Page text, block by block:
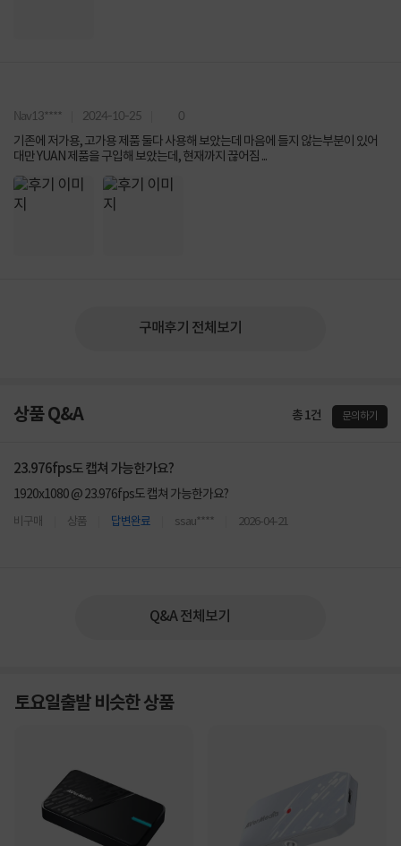
Nav13**** 2024-10-25 0
기존에 저가용, 고가용 제품 둘다 사용해 보았는데 마음에 들지 않는부분이 있어
대만 YUAN 제품을 구입해 보았는데, 현재까지 끊어짐 ...
구매후기 전체보기
상품 Q&A 총 1건 문의하기
23.976fps도 캡쳐 가능한가요?
1920x1080 @ 23.976fps도 캡쳐 가능한가요?
비구매 상품 답변완료 ssau**** 2026-04-21
Q&A 전체보기
토요일출발 비슷한 상품